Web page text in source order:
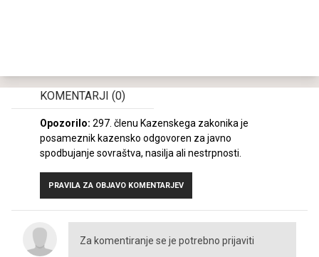
KOMENTARJI (0)
Opozorilo: 297. členu Kazenskega zakonika je
posameznik kazensko odgovoren za javno
spodbujanje sovraštva, nasilja ali nestrpnosti.
PRAVILA ZA OBJAVO KOMENTARJEV